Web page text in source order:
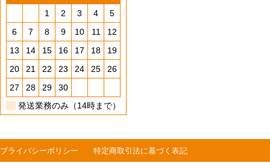
1
2 3 4
5
6
7 8 9 10 11
12
13
14 15 16 17 18
19
20
21 22 23 24 25
26
27
28 29
30
発送業務のみ（14時まで）
プライバシーポリシー 特定商取引法に基づく表記